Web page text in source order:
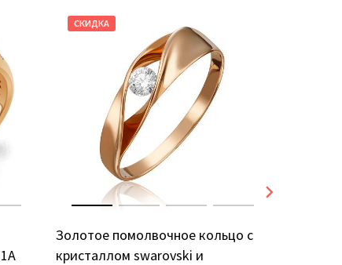
СКИДКА
Золотое помолвочное кольцо с
кристаллом swarovski и